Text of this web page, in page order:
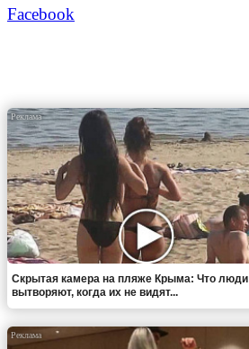
Facebook
Скрытая камера на пляже Крыма: Что люди
вытворяют, когда их не видят...